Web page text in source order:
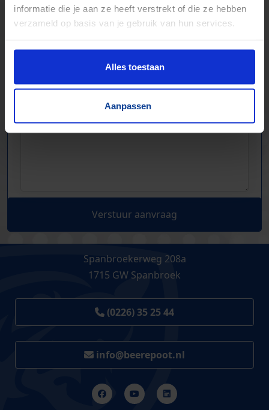
informatie die je aan ze heeft verstrekt of die ze hebben
verzameld op basis van je gebruik van hun services.
Alles toestaan
Aanpassen
Verstuur aanvraag
Spanbroekerweg 208a
1715 GW Spanbroek
(0226) 35 25 44
info@beerepoot.nl